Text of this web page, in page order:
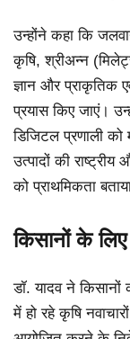
उन्होंने कहा कि
कृषि, श्रीअन्न
ज्ञान और प्राकृतिक
प्रयास किए जाएं।
डिजिटल प्रणाली
उत्पादों की
को प्राथमिकता
किसानों के
डॉ. यादव ने
में हो रहे कृषि